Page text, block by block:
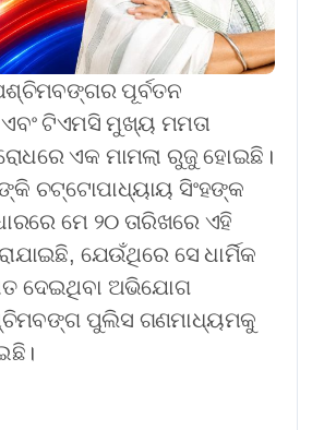
ପୂର୍ବତନ
ଟିଏମସି ମୁଖ୍ୟ ମମତା
ଏକ ମାମଲା ରୁଜୁ ହୋଇଛି।
ଚଟ୍ଟୋପାଧ୍ୟାୟ ସିଂହଙ୍କ
ମେ ୨୦ ତାରିଖରେ ଏହି
ଯେଉଁଥିରେ ସେ ଧାର୍ମିକ
ଦେଇଥିବା ଅଭିଯୋଗ
ପୁଲିସ ଗଣମାଧ୍ୟମକୁ